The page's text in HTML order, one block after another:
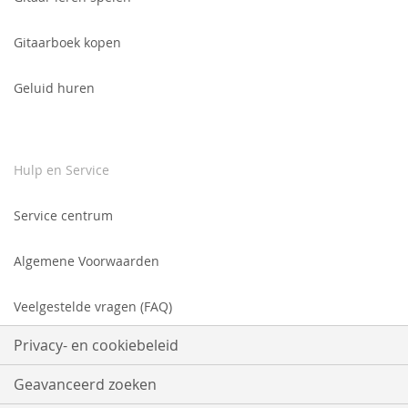
Gitaarboek kopen
Geluid huren
Hulp en Service
Service centrum
Algemene Voorwaarden
Veelgestelde vragen (FAQ)
Privacy- en cookiebeleid
Geavanceerd zoeken